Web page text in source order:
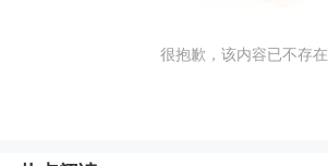
很抱歉，该内容已不存在